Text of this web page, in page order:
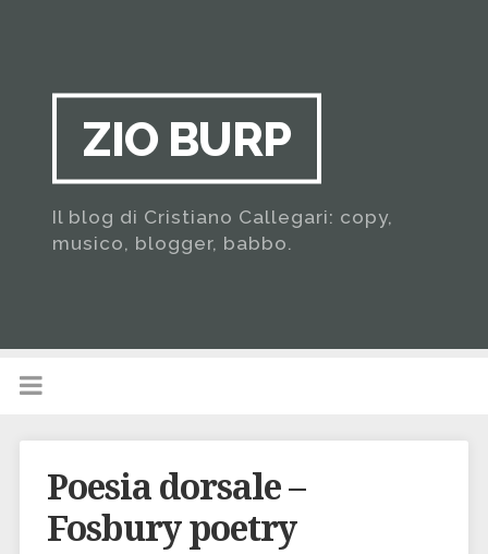
ZIO BURP
Il blog di Cristiano Callegari: copy,
musico, blogger, babbo.
Poesia dorsale –
Fosbury poetry